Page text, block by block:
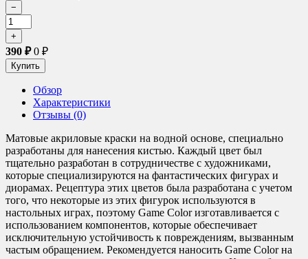
390 ₽0 ₽
Обзор
Характеристики
Отзывы (0)
Матовые акриловые краски на водной основе, специально
разработаны для нанесения кистью. Каждый цвет был
тщательно разработан в сотрудничестве с художниками,
которые специализируются на фантастических фигурах и
диорамах. Рецептура этих цветов была разработана с учетом
того, что некоторые из этих фигурок используются в
настольных играх, поэтому Game Color изготавливается с
использованием компонентов, которые обеспечивает
исключительную устойчивость к повреждениям, вызванным
частым обращением. Рекомендуется наносить Game Color на